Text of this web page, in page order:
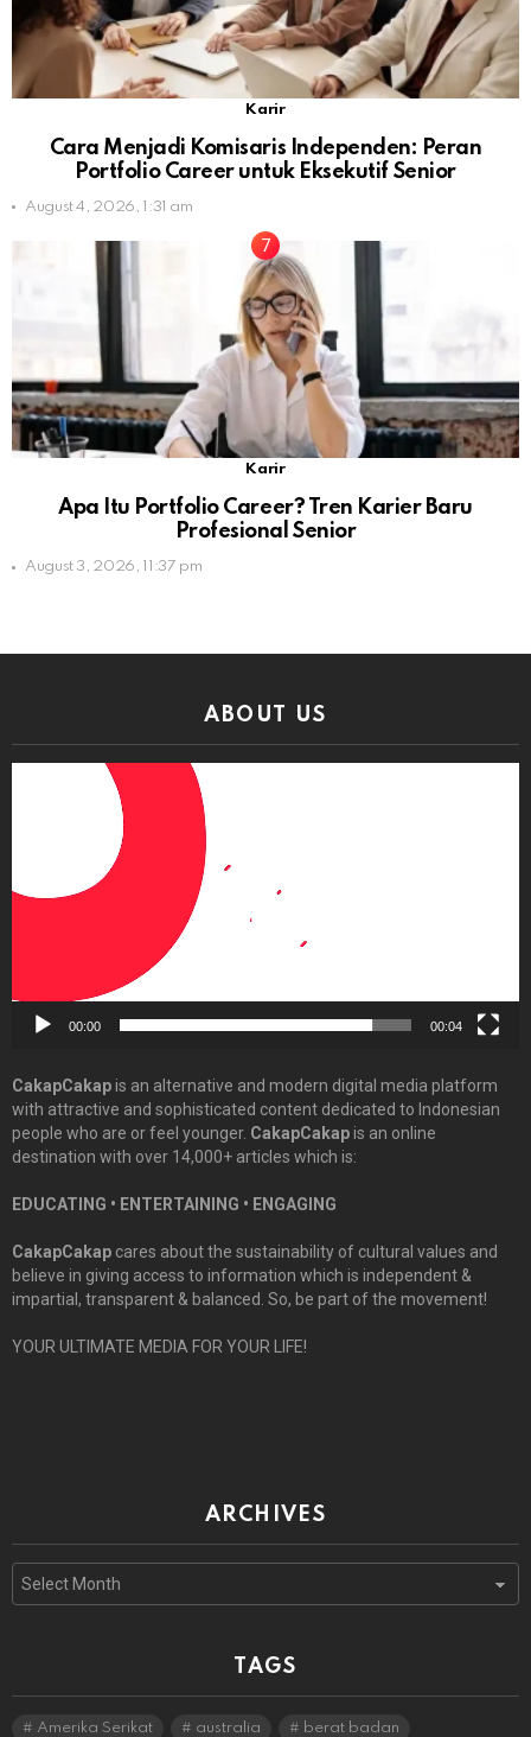
Karir
Cara Menjadi Komisaris Independen: Peran
Portfolio Career untuk Eksekutif Senior
August 4, 2026, 1:31 am
Karir
Apa Itu Portfolio Career? Tren Karier Baru
Profesional Senior
August 3, 2026, 11:37 pm
ABOUT US
00:00 00:04
CakapCakapis an alternative and modern digital media platform
with attractive and sophisticated content dedicated to Indonesian
people who are or feel younger. CakapCakapis an online
destination with over 14,000+ articles which is:
EDUCATING • ENTERTAINING • ENGAGING
CakapCakap cares about the sustainability of cultural values and
believe in giving access to information which is independent &
impartial, transparent & balanced. So, be part of the movement!
YOUR ULTIMATE MEDIA FOR YOUR LIFE!
ARCHIVES
Archives
TAGS
Amerika Serikat australia berat badan